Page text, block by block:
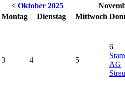
< Oktober 2025
Montag
Dienstag Mittwoch
3 4 5
6
AG